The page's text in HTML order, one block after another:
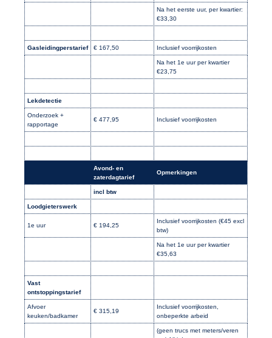
Na het eerste uur, per kwartier:
€33,30
Gasleidingperstarief € 167,50 Inclusief voorrijkosten
Na het 1e uur per kwartier
€23,75
Lekdetectie
Onderzoek +
rapportage
€ 477,95 Inclusief voorrijkosten
Avond- en
zaterdagtarief
Opmerkingen
incl btw
Loodgieterswerk
1e uur € 194,25
Inclusief voorrijkosten (€45 excl
btw)
Na het 1e uur per kwartier
€35,63
Vast
ontstoppingstarief
Afvoer
keuken/badkamer
€ 315,19
Inclusief voorrijkosten,
onbeperkte arbeid
(geen trucs met meters/veren